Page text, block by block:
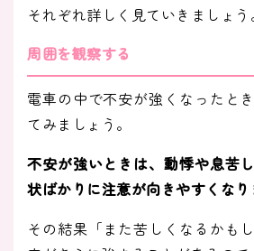
それぞれ詳しく見ていきましょう
周囲を観察する
電車の中で不安が強くなったと
てみましょう。
不安が強いときは、動悸や息苦
状ばかりに注意が向きやすくなり
その結果「また苦しくなるかも